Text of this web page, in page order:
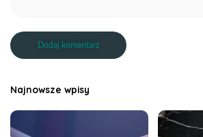
Najnowsze wpisy